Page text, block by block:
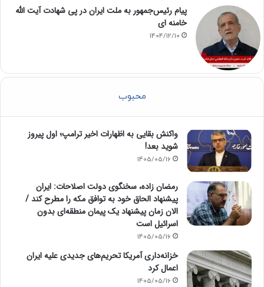
پیام رئیس‌جمهور به ملت ایران در پی شهادت آیت الله
خامنه ای
1404/12/10
محبوب
واکنش بقایی به اظهارات اخیر ترامپ؛ اول پیروز
شوید بعد!
1405/05/16
رمضان زاده، سخنگوی دولت اصلاحات: ایران
پیشنهاد الحاق خود به توافق مکه را مطرح کند /
الان زمان پیشنهاد یک پیمان منطقه‌ای بدون
اسرائیل است
1405/05/16
خزانه‌داری آمریکا تحریم‌های جدیدی علیه ایران
اعمال کرد
1405/05/16